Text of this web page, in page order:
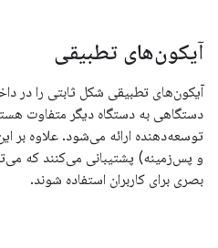
آیکون‌های تطبیقی
آیکون‌های تطبیقی ​​​​شکل ثابتی را در
دستگاهی به دستگاه دیگر متفاوت
توسعه‌دهنده ارائه می‌شود. علاوه بر
و پس‌زمینه) پشتیبانی می‌کنند که
بصری برای کاربران استفاده شوند.